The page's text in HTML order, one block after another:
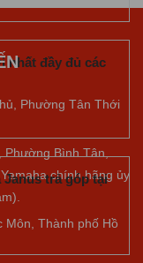
nhất đầy đủ các
Janus trả góp tại
Phường Tân Thới
Phường Bình Tân,
chính hãng ủy
Môn, Thành phố Hồ